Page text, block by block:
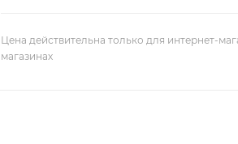
Цена действительна только для интернет-
магазинах